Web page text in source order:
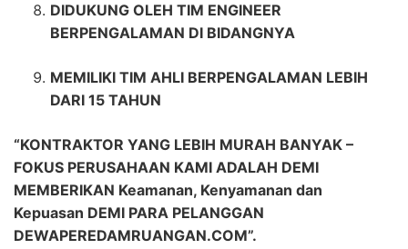
DIDUKUNG OLEH TIM ENGINEER
BERPENGALAMAN DI BIDANGNYA
MEMILIKI TIM AHLI BERPENGALAMAN LEBIH
DARI 15 TAHUN
“KONTRAKTOR YANG LEBIH MURAH BANYAK –
FOKUS PERUSAHAAN KAMI ADALAH DEMI
MEMBERIKAN Keamanan, Kenyamanan dan
Kepuasan DEMI PARA PELANGGAN
DEWAPEREDAMRUANGAN.COM”.